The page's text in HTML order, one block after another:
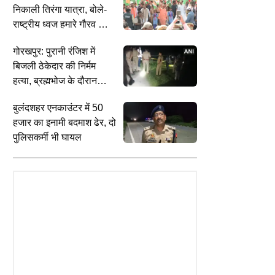
INDIA
निकाली तिरंगा यात्रा, बोले-
राष्ट्रीय ध्वज हमारे गौरव और
गोरखपुर: पुरानी रंजिश में
बिजली ठेकेदार की निर्मम
हत्या, ब्रह्मभोज के दौरान
बुलंदशहर एनकाउंटर में 50
हजार का इनामी बदमाश ढेर, दो
पुलिसकर्मी भी घायल